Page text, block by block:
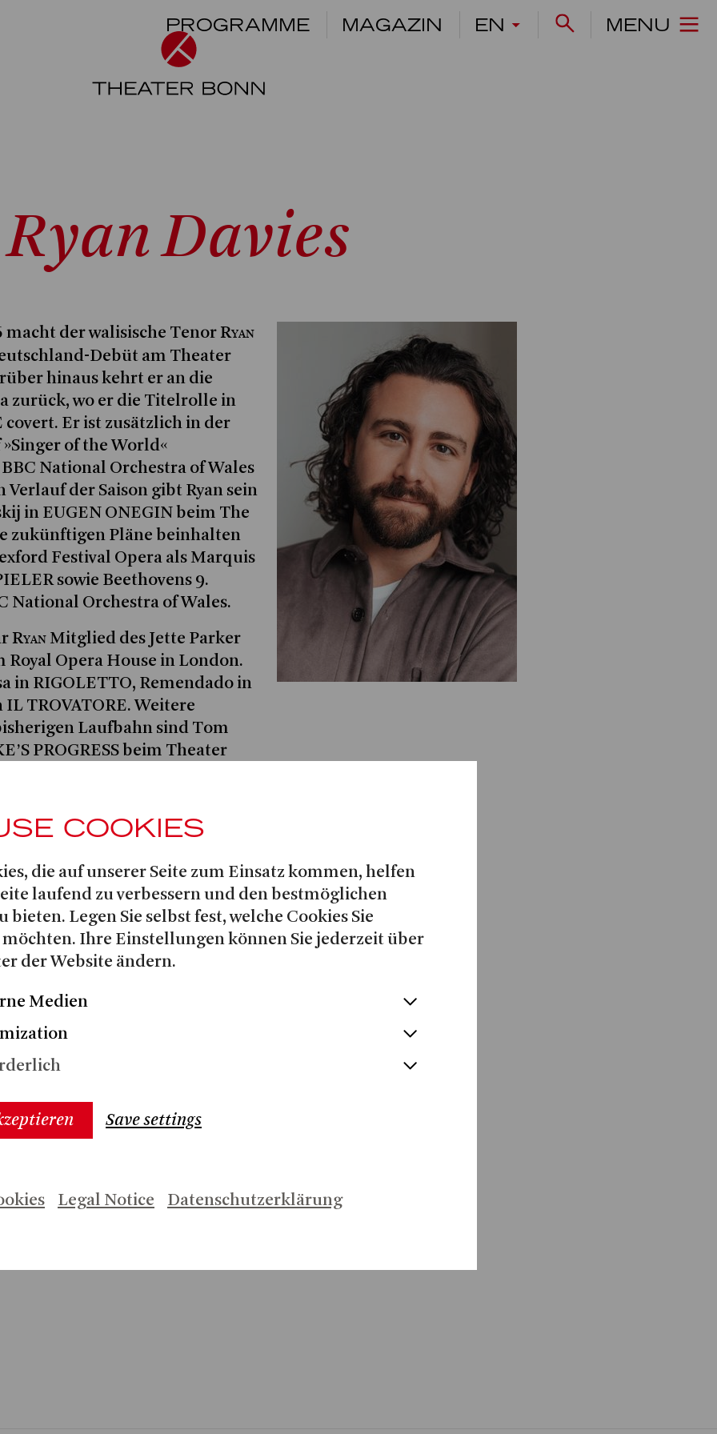
PROGRAMME MAGAZIN EN MENU
Ryan Davies
macht der walisische TenorRyan
Debüt am Theater
hinaus kehrt er an die
zurück, wo er die Titelrolle in
covert. Er ist zusätzlich in der
of the World«
National Orchestra of Wales
Verlauf der Saison gibt Ryan sein
in EUGEN ONEGIN beim The
zukünftigen Pläne beinhalten
Festival Opera als Marquis
sowie Beethovens 9.
National Orchestra of Wales.
Ryan Mitglied des Jette Parker
Opera House in London.
in RIGOLETTO, Remendado in
TROVATORE. Weitere
Laufbahn sind Tom
PROGRESS beim Theater
Beppe in PAGLIACCI bei
in LA RONDINE für die If
DIE ZAUBERFLÖTE an der
Auf dem Konzertpodium war
unter Sir Mark Elder bei
wie auch gemeinsam mit
Händels Messias.
Royal Academy of Music Opera
of Music sowie des Royal
wo er als Associate Artist
an der RAM zählen Rinuccio
Torquemada in L’HEURE
in ARIADNE AUF NAXOS.
die Welsh Singers
COOKIES
die auf unserer Seite zum Einsatz kommen, helfen
laufend zu verbessern und den bestmöglichen
bieten. Legen Sie selbst fest, welche Cookies Sie
möchten. Ihre Einstellungen können Sie jederzeit über
der Website ändern.
Medien
Save settings
Legal Notice Datenschutzerklärung